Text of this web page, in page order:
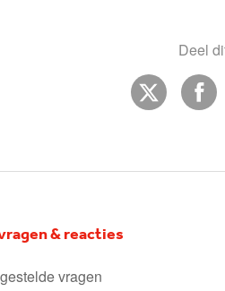
Deel
& reacties
vragen